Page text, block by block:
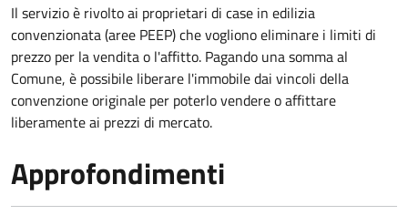
Il servizio è rivolto ai proprietari di case in edilizia
convenzionata (aree PEEP) che vogliono eliminare i limiti di
prezzo per la vendita o l'affitto. Pagando una somma al
Comune, è possibile liberare l'immobile dai vincoli della
convenzione originale per poterlo vendere o affittare
liberamente ai prezzi di mercato.
Approfondimenti